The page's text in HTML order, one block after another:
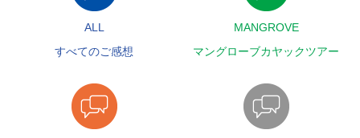
ALL
すべてのご感想
MANGROVE
マングローブカヤックツアー